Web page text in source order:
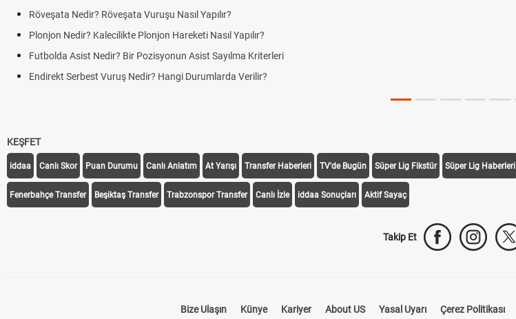
Röveşata Nedir? Röveşata Vuruşu Nasıl Yapılır?
Plonjon Nedir? Kalecilikte Plonjon Hareketi Nasıl Yapılır?
Futbolda Asist Nedir? Bir Pozisyonun Asist Sayılma Kriterleri
Endirekt Serbest Vuruş Nedir? Hangi Durumlarda Verilir?
KEŞFET
iddaa Canlı Skor Puan Durumu Canlı Anlatım At Yarışı Transfer Haberleri TV'de Bugün Süper Lig Fikstür Süper Lig Haberleri
Fenerbahçe Transfer Beşiktaş Transfer Trabzonspor Transfer Canlı İzle iddaa Sonuçları Aktif Sayaç
Takip Et
Bize Ulaşın Künye Kariyer About US Yasal Uyarı Çerez Politikası